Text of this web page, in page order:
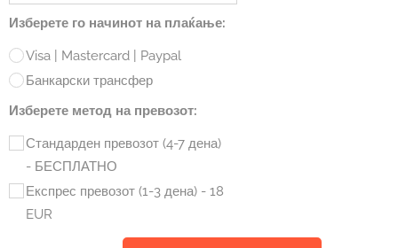
Изберете го начинот на плаќање:
Visa | Mastercard | Paypal
Банкарски трансфер
Изберете метод на превозот:
Стандарден превозот (4-7 дена)
- БЕСПЛАТНО
Експрес превозот (1-3 дена) - 18
EUR